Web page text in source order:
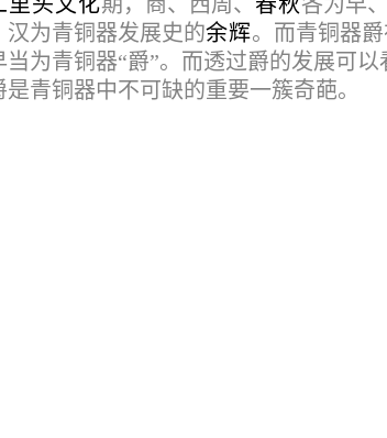
为青铜器发展史的余辉。而青铜器
为青铜器“爵”。而透过爵的发展可以
青铜器中不可缺的重要一簇奇葩。